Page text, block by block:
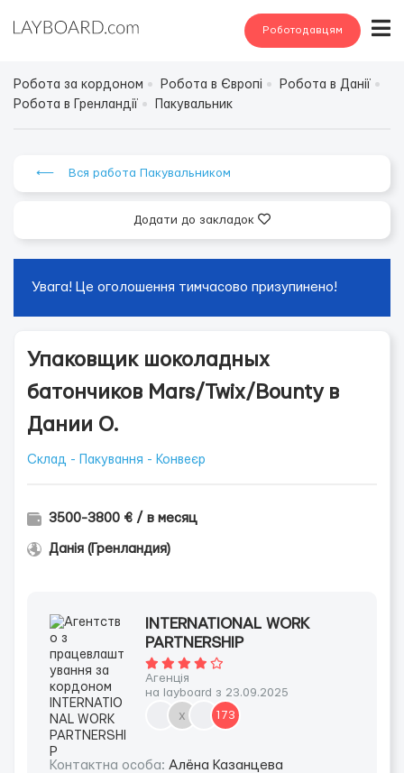
Роботодавцям
Робота за кордоном Робота в Європі
Робота в Данії
Робота в Гренландії
Пакувальник
⟵ Вся работа Пакувальником
Додати до закладок
Увага! Це оголошення тимчасово призупинено!
Упаковщик шоколадных
батончиков Mars/Twix/Bounty в
Дании О.
Склад - Пакування - Конвеєр
3500-3800 € / в месяц
Данія (Гренландия)
INTERNATIONAL WORK
PARTNERSHIP
Агенція
на layboard з 23.09.2025
х 173
Контактна особа: Алёна Казанцева